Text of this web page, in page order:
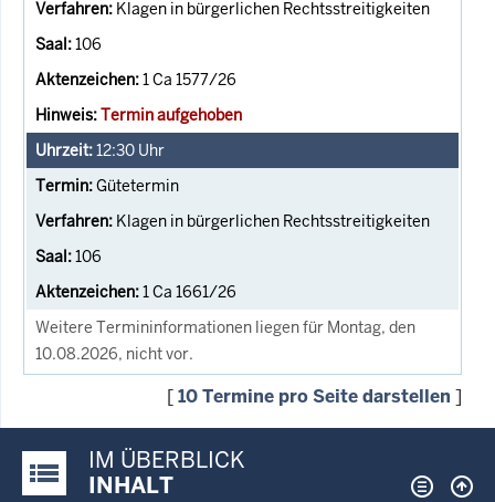
Klagen in bürgerlichen Rechtsstreitigkeiten
106
1 Ca 1577/26
Termin aufgehoben
12:30 Uhr
Gütetermin
Klagen in bürgerlichen Rechtsstreitigkeiten
106
1 Ca 1661/26
Weitere Termininformationen liegen für Montag, den
10.08.2026, nicht vor.
[10 Termine pro Seite darstellen ]
Justiz-Portal im Überblick:
IM ÜBERBLICK
INHALT